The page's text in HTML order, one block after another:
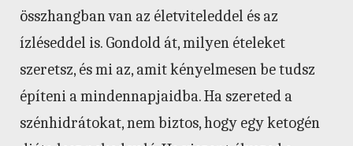
összhangban van az életviteleddel és az
ízléseddel is. Gondold át, milyen ételeket
szeretsz, és mi az, amit kényelmesen be tudsz
építeni a mindennapjaidba. Ha szereted a
szénhidrátokat, nem biztos, hogy egy ketogén